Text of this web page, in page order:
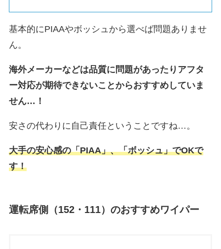
基本的にPIAAやボッシュから選べば問題ありませ
ん。
海外メーカーなどは品質に問題があったりアフタ
ー対応が期待できないことからおすすめしていま
せん…！
安さの代わりに自己責任ということですね…。
大手の安心感の「PIAA」、「ボッシュ」でOKで
す！
運転席側（152・111）のおすすめワイパー